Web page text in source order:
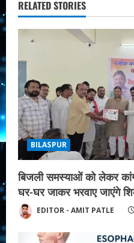
e
e
a
d
i
n
g
RELATED STORIES
BILASPUR
बिजली समस्याओं को लेकर
घर-घर जाकर भरवाए जाएंगे
EDITOR - AMIT PATLE